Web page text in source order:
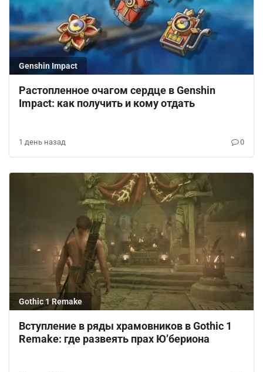
Genshin Impact
Растопленное очагом сердце в Genshin
Impact: как получить и кому отдать
1 день назад 0
Gothic 1 Remake
Вступление в ряды храмовников в Gothic 1
Remake: где развеять прах Ю’бериона